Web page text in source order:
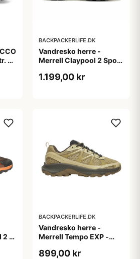
39
BACKPACKERLIFE.DK
Vandresko herre -
Merrell Claypool 2 Sport
1.199,00 kr
2 -
BACKPACKERLIFE.DK
Vandresko herre -
Merrell Tempo EXP -
899,00 kr